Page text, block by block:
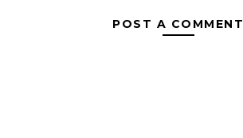
POST A COMMENT